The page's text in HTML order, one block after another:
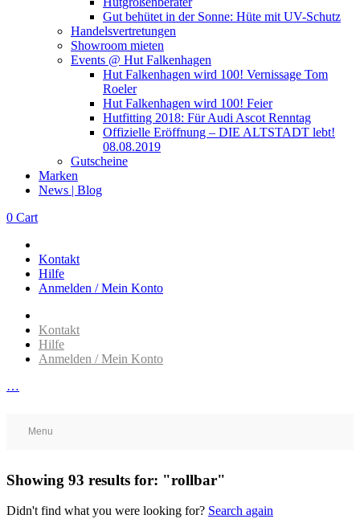
Gut behütet in der Sonne: Hüte mit UV-Schutz
Handelsvertretungen
Showroom mieten
Events @ Hut Falkenhagen
Hut Falkenhagen wird 100! Vernissage Tom
Roeler
Hut Falkenhagen wird 100! Feier
Hutfitting 2018: Für Audi Ascot Renntag
Offizielle Eröffnung – DIE ALTSTADT lebt!
08.08.2019
Gutscheine
Marken
News | Blog
0 Cart
Kontakt
Hilfe
Anmelden / Mein Konto
Kontakt
Hilfe
Anmelden / Mein Konto
…
Menu
Showing 93 results for: "rollbar"
Didn't find what you were looking for? Search again